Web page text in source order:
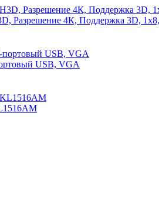
Разрешение 4К, Поддержка 3D,
USB, VGA